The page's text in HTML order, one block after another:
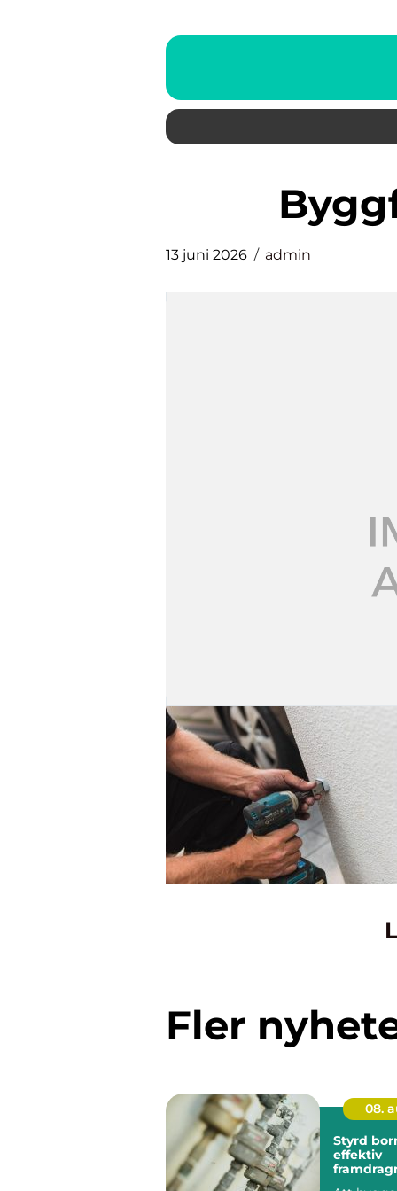
13 juni 2026 admin
Fler
08.
Styrd
effektiv